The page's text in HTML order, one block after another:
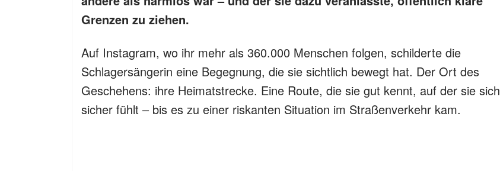
Grenzen zu ziehen.
Auf Instagram, wo ihr mehr als 360.000 Menschen folgen, schilderte die
Schlagersängerin eine Begegnung, die sie sichtlich bewegt hat. Der Ort des
Geschehens: ihre Heimatstrecke. Eine Route, die sie gut kennt, auf der sie sich
sicher fühlt – bis es zu einer riskanten Situation im Straßenverkehr kam.